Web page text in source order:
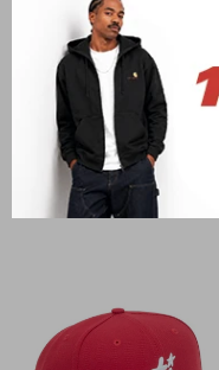
PRODUCTOS